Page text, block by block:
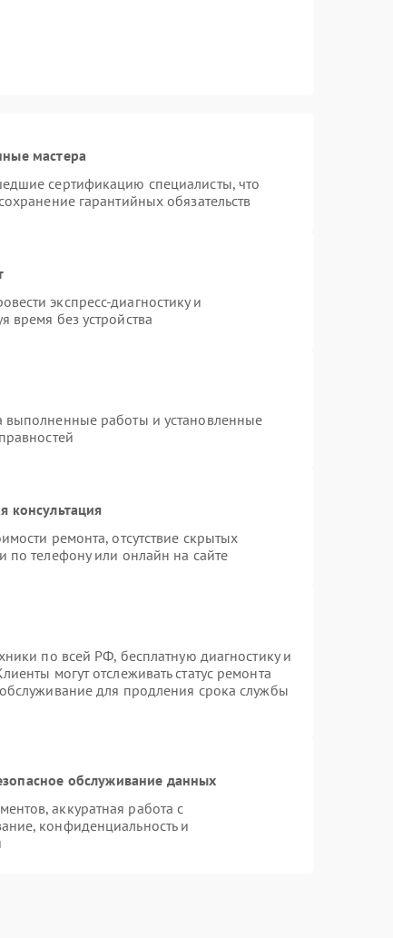
мастера
сертификацию специалисты, что
гарантийных обязательств
экспресс-диагностику и
время без устройства
выполненные работы и установленные
консультация
ремонта, отсутствие скрытых
по телефону или онлайн на сайте
по всей РФ, бесплатную диагностику и
могут отслеживать статус ремонта
для продления срока службы
обслуживание данных
аккуратная работа с
конфиденциальность и